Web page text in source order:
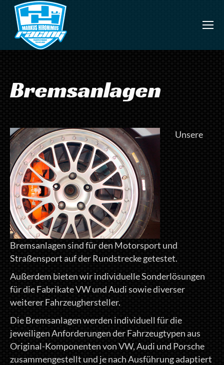
Bremsanlagen
Unsere
Bremsanlagen sind für den Motorsport und
Straßensport auf der Rundstrecke getestet.
Außerdem bieten wir individuelle Sonderlösungen
für die Fabrikate VW und Audi sowie diverser
weiterer Fahrzeughersteller.
Die Bremsanlagen werden individuell für die
jeweiligen Anforderungen der Fahrzeugtypen aus
Original-Komponenten von VW, Audi und Porsche
zusammengestellt und je nach Ausführung adaptiert